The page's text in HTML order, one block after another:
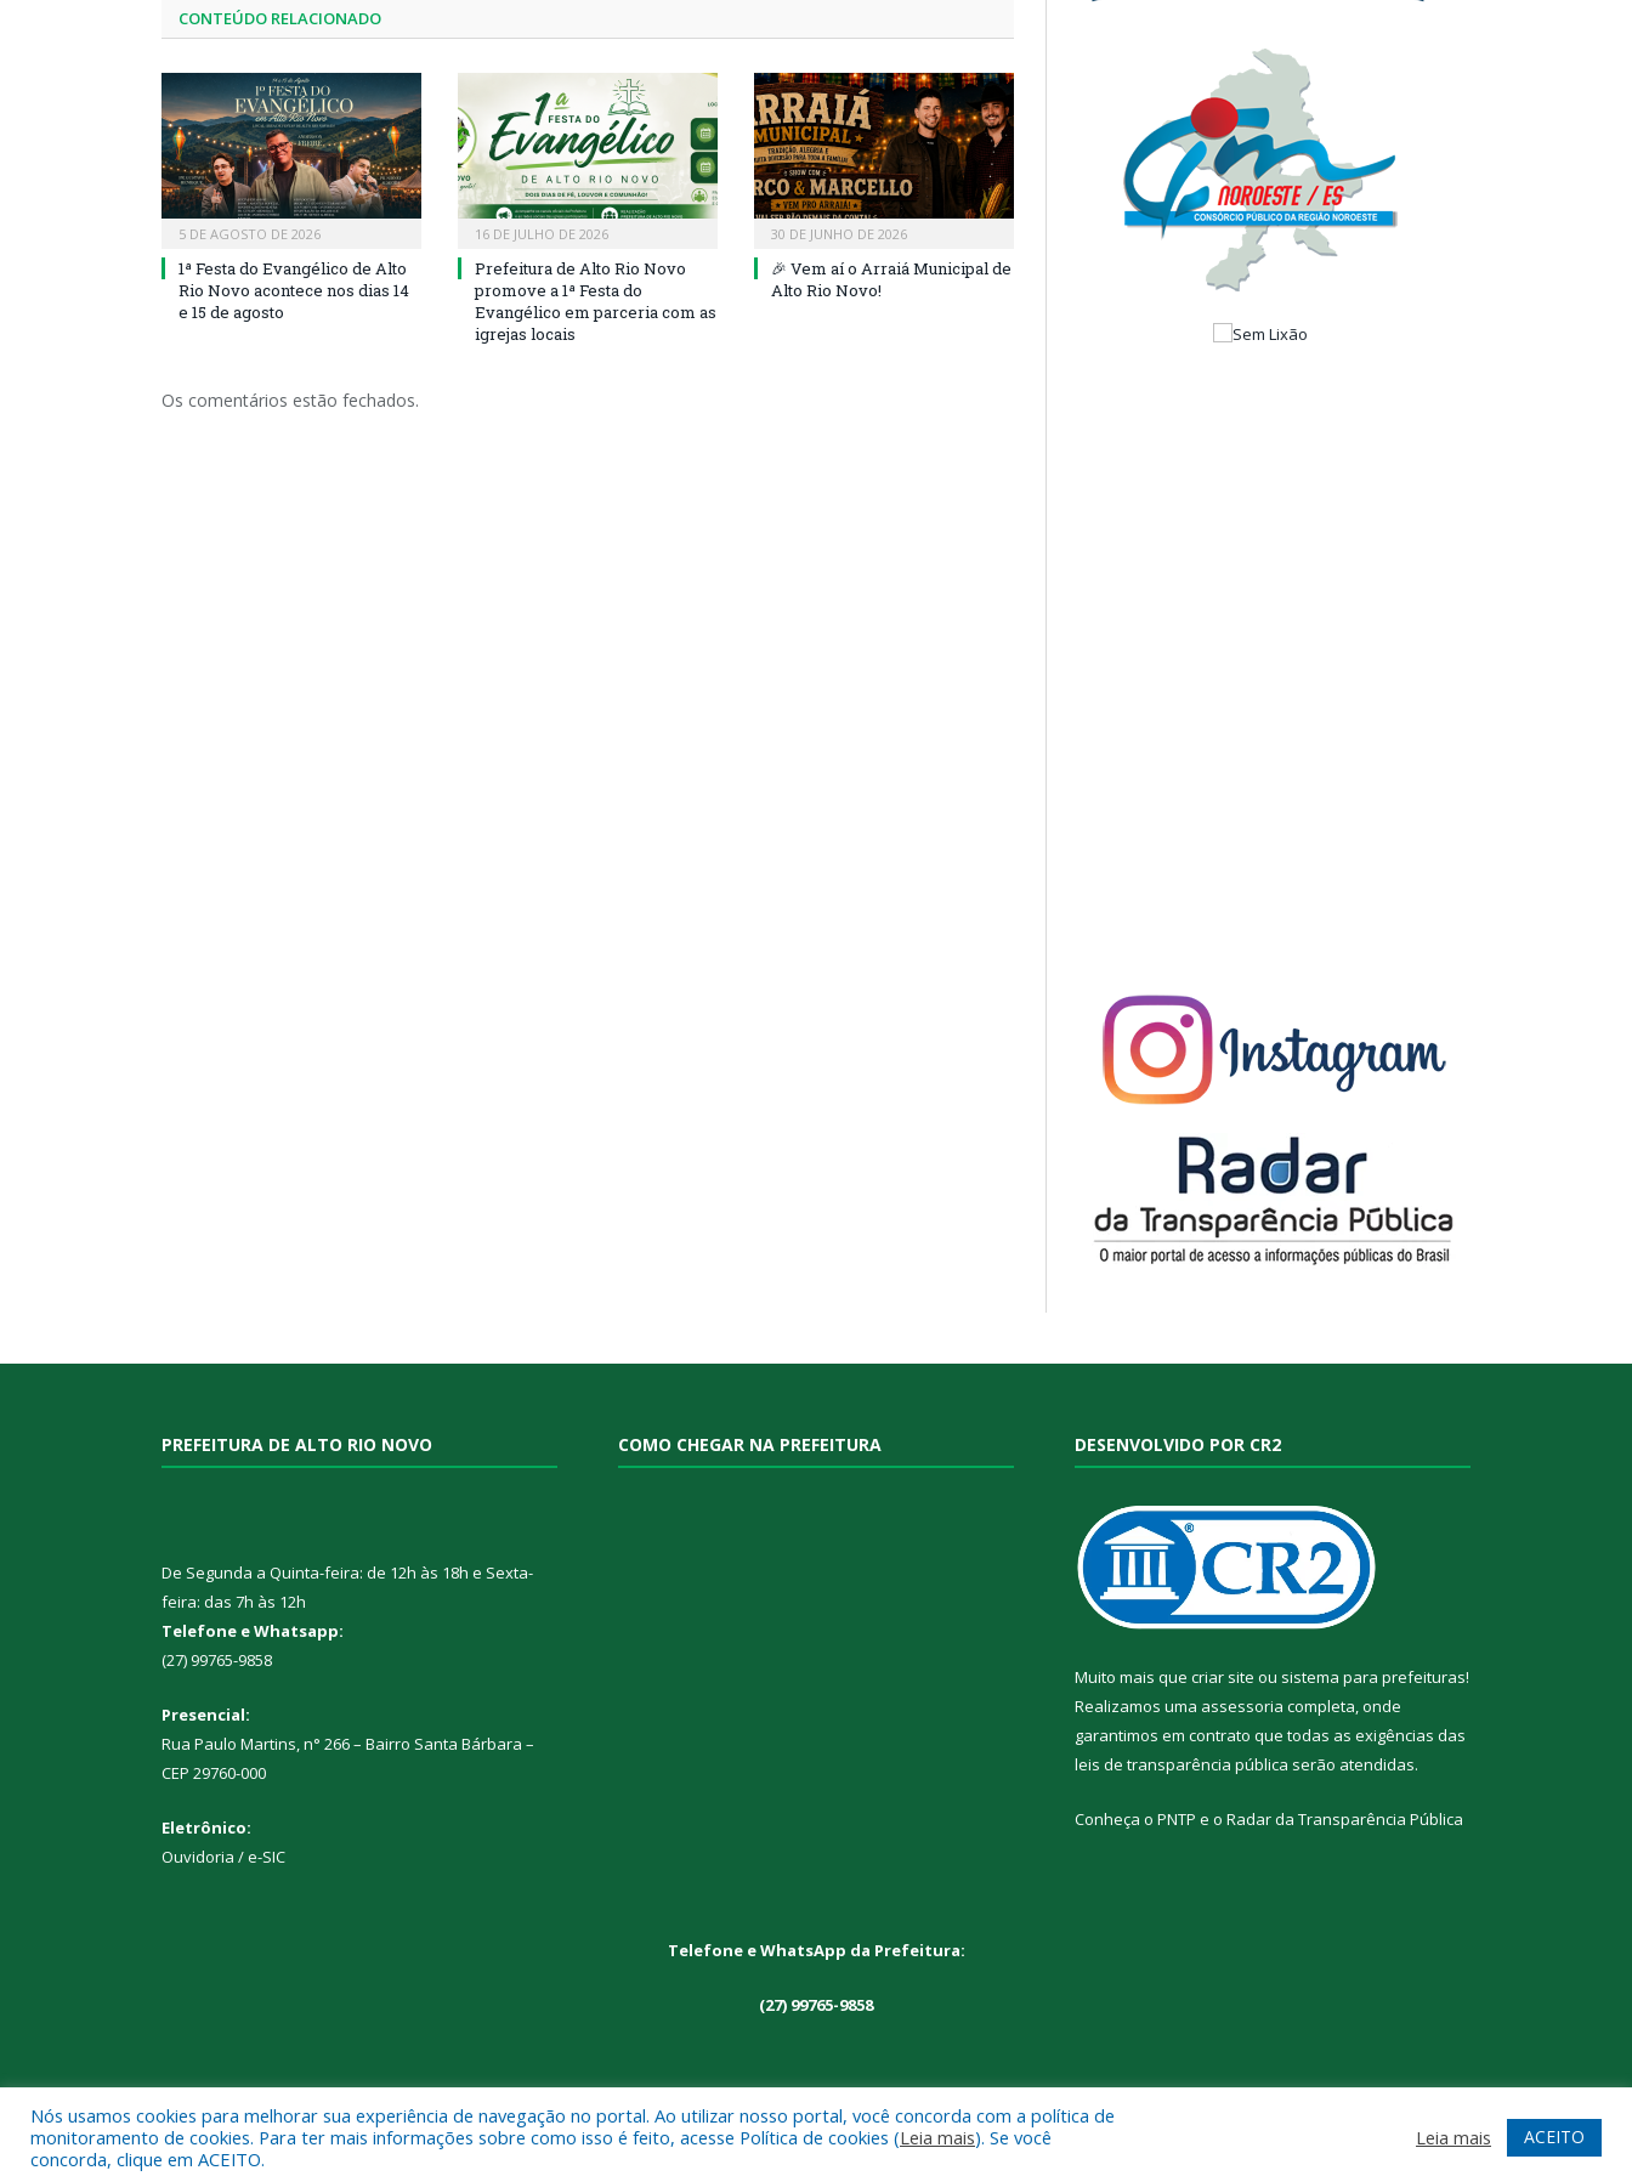
CONTEÚDO RELACIONADO
5 DE AGOSTO DE 2026
1ª Festa do Evangélico de Alto
Rio Novo acontece nos dias 14
e 15 de agosto
16 DE JULHO DE 2026
Prefeitura de Alto Rio Novo
promove a 1ª Festa do
Evangélico em parceria com as
igrejas locais
30 DE JUNHO DE 2026
🎉 Vem aí o Arraiá Municipal de
Alto Rio Novo!
Os comentários estão fechados.
PREFEITURA DE ALTO RIO NOVO
De Segunda a Quinta-feira: de 12h às 18h e Sexta-
feira: das 7h às 12h
Telefone e Whatsapp:
(27) 99765-9858
Presencial:
Rua Paulo Martins, n° 266 – Bairro Santa Bárbara –
CEP 29760-000
Eletrônico:
Ouvidoria /e-SIC
COMO CHEGAR NA PREFEITURA
Telefone e WhatsApp da Prefeitura:
(27) 99765-9858
DESENVOLVIDO POR CR2
Muito mais que criar site ou sistema para prefeituras!
Realizamos uma assessoria completa, onde
garantimos em contrato que todas as exigências das
leis de transparência pública serão atendidas.
Conheça o PNTP e o Radar da Transparência Pública
Todos os direitos reservados a Prefeitura Municipal de Alto Rio Novo. Mapa do Site Acessar Webmail
Nós usamos cookies para melhorar sua experiência de navegação no portal. Ao utilizar nosso portal, você concorda com a política de
monitoramento de cookies. Para ter mais informações sobre como isso é feito, acesse Política de cookies (Leia mais). Se você
concorda, clique em ACEITO.
Leia mais ACEITO